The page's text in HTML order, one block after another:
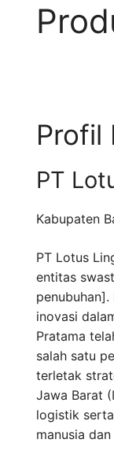
Profil
PT
Kabupaten
PT Lotus
entitas
inovasi
Pratama
salah satu
terletak
Jawa Barat
logistik
manusia